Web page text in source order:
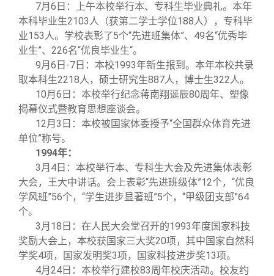
7月6日：上午本校举行本、专科生毕业典礼。本年
本科毕业生2103人（获第二学士学位188人），专科毕
业153人。学校表彰了5个“先进班集体”、49名“优秀毕
业生”、226名“优良毕业生“。
9月6日-7日：本校1993年新生报到。本年本校共录
取本科生2218人，硕士研究生887人，博士生322人。
10月6日：本校举行纪念蒋南翔诞辰80周年、塑像
揭幕仪式暨教育思想座谈会。
12月3日：本校被国家体委授予“全国群众体育先进
单位”称号。
1994年：
3月4日：本校举行本、专科生大会及先进集体表彰
大会，王大中讲话。会上表彰“先进班级体”12个，“优良
学风班”56个，“学生进步显著班”5个，“甲级团支部”64
个。
3月18日：在人民大会堂召开的1993年度国家科技
奖励大会上，本校获国家三大奖20项，其中国家自然科
学奖4项，国家发明奖3项，国家科技进步奖13项。
4月24日：本校举行建校83周年校庆活动。校友约